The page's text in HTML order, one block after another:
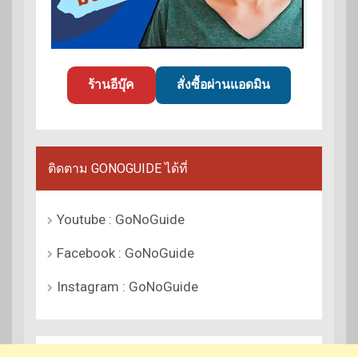
ร้านอีบุ๊ค สั่งซื้อผ่านแอดมิน
ติดตาม GONOGUIDE ได้ที่
Youtube : GoNoGuide
Facebook : GoNoGuide
Instagram : GoNoGuide